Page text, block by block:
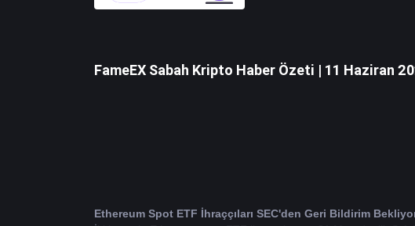
FameEX Sabah Kripto Haber Özeti | 11 Haziran
Ethereum Spot ETF İhraççıları SEC'den Geri Bildirim